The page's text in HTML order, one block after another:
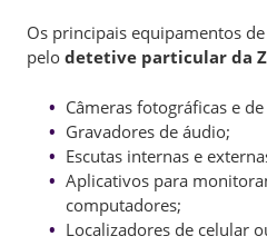
Os principais equipamentos
pelo detetive particular da
Câmeras fotográficas e
Gravadores de áudio;
Escutas internas e
Aplicativos para
computadores;
Localizadores de celular